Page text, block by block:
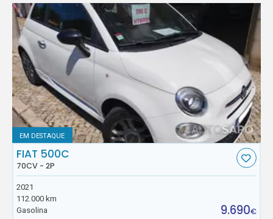
EM DESTAQUE
FIAT 500C
70CV - 2P
2021
112.000 km
Gasolina
9.690€